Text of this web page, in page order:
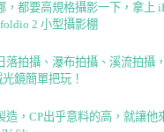
，都要高規格攝影一下，拿上
2 小型攝影棚
落拍攝、瀑布拍攝、溪流拍攝
鏡簡單把玩！
造，CP出乎意料的高，就讓他